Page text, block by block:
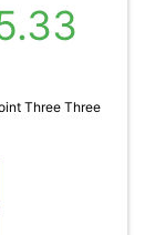
Three Three